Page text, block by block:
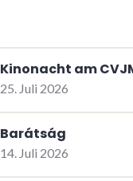
Kinonacht am
25. Juli 2026
Barátság
14. Juli 2026